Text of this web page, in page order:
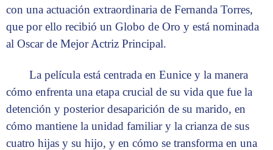
con una actuación extraordinaria de Fernanda Torres,
que por ello recibió un Globo de Oro y está nominada
al Oscar de Mejor Actriz Principal.
La película está centrada en Eunice y la manera
cómo enfrenta una etapa crucial de su vida que fue la
detención y posterior desaparición de su marido, en
cómo mantiene la unidad familiar y la crianza de sus
cuatro hijas y su hijo, y en cómo se transforma en una